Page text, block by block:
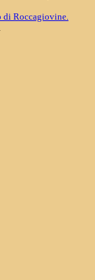
di Roccagiovine.
.